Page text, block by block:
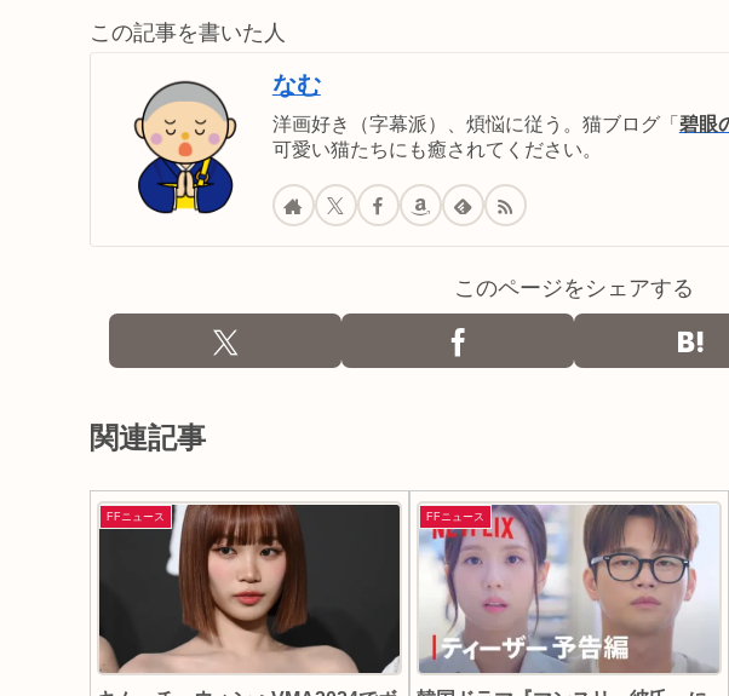
この記事を書いた人
なむ
洋画好き（字幕派）、煩悩に従う。猫ブログ「碧眼
可愛い猫たちにも癒されてください。
このページをシェアする
関連記事
FFニュース FFニュース